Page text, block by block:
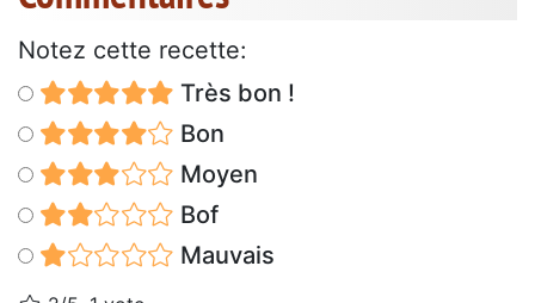
Notez cette recette:
Très bon !
Bon
Moyen
Bof
Mauvais